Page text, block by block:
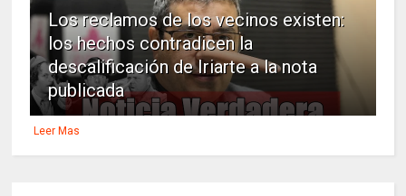
Los reclamos de los vecinos existen:
los hechos contradicen la
descalificación de Iriarte a la nota
publicada
Leer Mas